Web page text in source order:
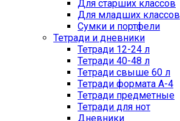
Для старших классов
Для младших классов
Сумки и портфели
Тетради и дневники
Тетради 12-24 л
Тетради 40-48 л
Тетради свыше 60 л
Тетради формата А-4
Тетради предметные
Тетради для нот
Дневники